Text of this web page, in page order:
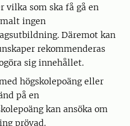
vilka som ska få gå en
ingen
Däremot kan
rekommenderas
sig innehållet.
högskolepoäng eller
på en
kan ansöka om
prövad.